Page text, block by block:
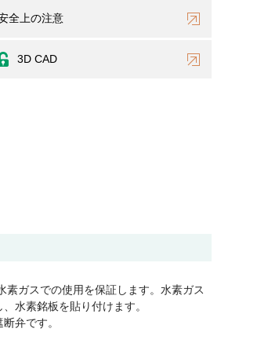
全上の注意
3D CAD
素ガスでの使用を保証します。水素ガス
水素銘板を貼り付けます。
弁です。